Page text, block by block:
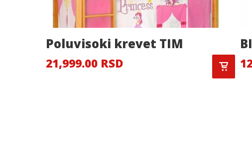
Poluvisoki krevet TIM
21,999.00 RSD